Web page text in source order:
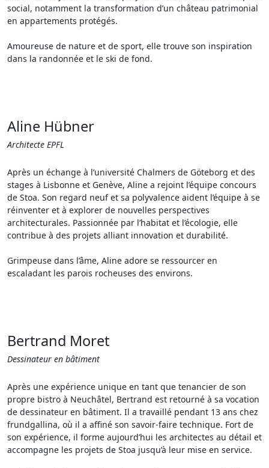
social, notamment la transformation d’un château patrimonial
en appartements protégés.
Amoureuse de nature et de sport, elle trouve son inspiration
dans la randonnée et le ski de fond.
Aline Hübner
Architecte EPFL
Après un échange à l’université Chalmers de Göteborg et des
stages à Lisbonne et Genève, Aline a rejoint l’équipe concours
de Stoa. Son regard neuf et sa polyvalence aident l’équipe à se
réinventer et à explorer de nouvelles perspectives
architecturales. Passionnée par l’habitat et l’écologie, elle
contribue à des projets alliant innovation et durabilité.
Grimpeuse dans l’âme, Aline adore se ressourcer en
escaladant les parois rocheuses des environs.
Bertrand Moret
Dessinateur en bâtiment
Après une expérience unique en tant que tenancier de son
propre bistro à Neuchâtel, Bertrand est retourné à sa vocation
de dessinateur en bâtiment. Il a travaillé pendant 13 ans chez
frundgallina, où il a affiné son savoir-faire technique. Fort de
son expérience, il forme aujourd’hui les architectes au détail et
accompagne les projets de Stoa jusqu’à leur mise en service.